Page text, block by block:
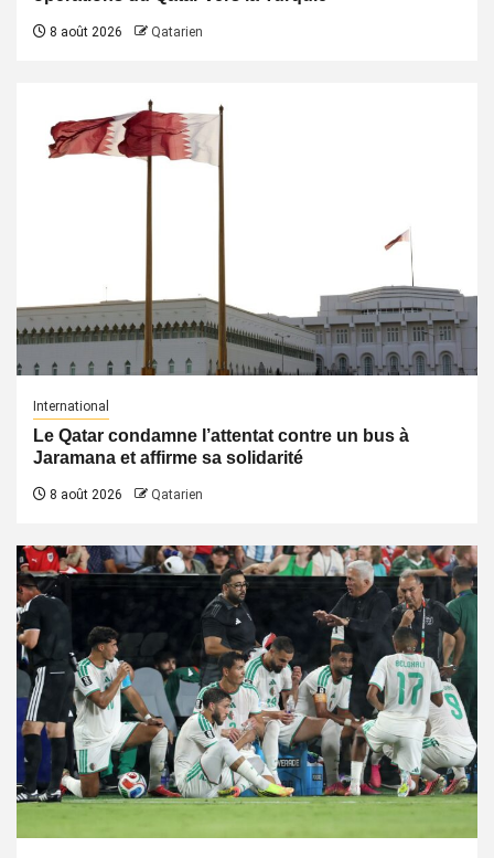
8 août 2026 Qatarien
International
Le Qatar condamne l’attentat contre un bus à
Jaramana et affirme sa solidarité
8 août 2026 Qatarien